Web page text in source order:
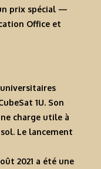
prix spécial —
Office et
1U. Son
charge utile à
Le lancement
2021 a été une